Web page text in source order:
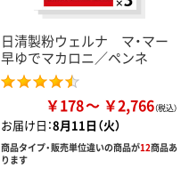
日清製粉ウェルナ マ・マー
早ゆでマカロニ／ペンネ
￥178 ￥2,766
お届け日：8月11日（火）
商品タイプ・販売単位違いの商品が12商品あ
ります